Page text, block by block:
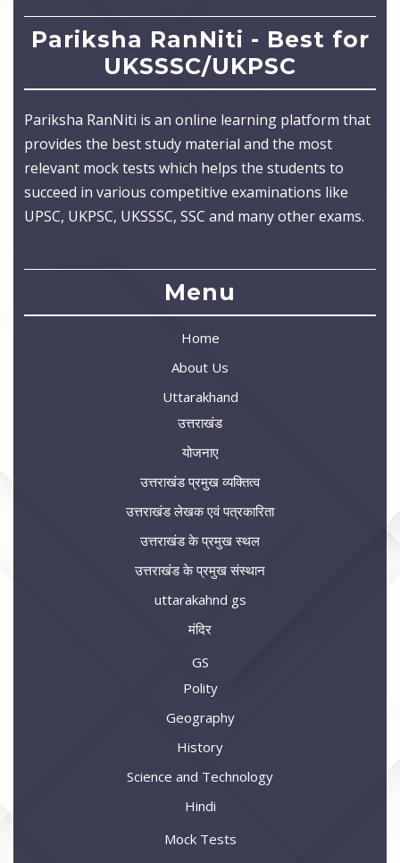
Pariksha RanNiti - Best for
UKSSSC/UKPSC
Pariksha RanNiti is an online learning platform that
provides the best study material and the most
relevant mock tests which helps the students to
succeed in various competitive examinations like
UPSC, UKPSC, UKSSSC, SSC and many other exams.
Menu
Home
About Us
Uttarakhand
उत्तराखंड
योजनाए
उत्तराखंड प्रमुख व्यक्तित्व
उत्तराखंड लेखक एवं पत्रकारिता
उत्तराखंड के प्रमुख स्थल
उत्तराखंड के प्रमुख संस्थान
uttarakahnd gs
मंदिर
GS
Polity
Geography
History
Science and Technology
Hindi
Mock Tests